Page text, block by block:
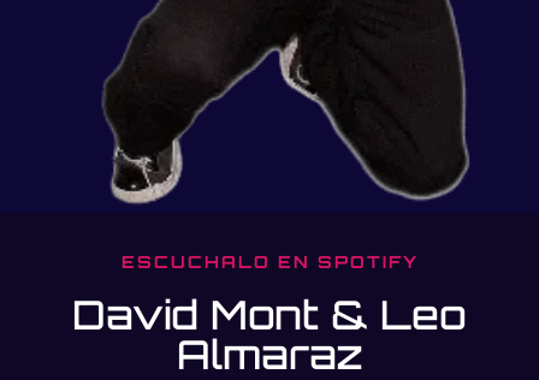
ESCUCHALO EN SPOTIFY
David Mont & Leo
Almaraz